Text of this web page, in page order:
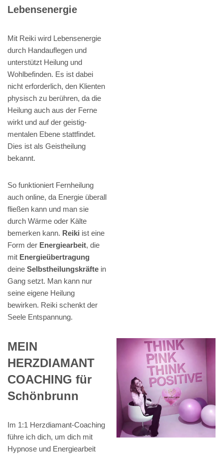
Lebensenergie
Mit Reiki wird Lebensenergie
durch Handauflegen und
unterstützt Heilung und
Wohlbefinden. Es ist dabei
nicht erforderlich, den Klienten
physisch zu berühren, da die
Heilung auch aus der Ferne
wirkt und auf der geistig-
mentalen Ebene stattfindet.
Dies ist als Geistheilung
bekannt.
So funktioniert Fernheilung
auch online, da Energie überall
fließen kann und man sie
durch Wärme oder Kälte
bemerken kann. Reiki ist eine
Form der Energiearbeit, die
mit Energieübertragung
deine Selbstheilungskräfte in
Gang setzt. Man kann nur
seine eigene Heilung
bewirken. Reiki schenkt der
Seele Entspannung.
MEIN
HERZDIAMANT
COACHING für
Schönbrunn
Im 1:1 Herzdiamant-Coaching
führe ich dich, um dich mit
Hypnose und Energiearbeit